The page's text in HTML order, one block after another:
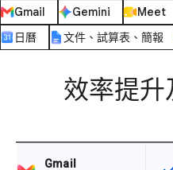
Gmail
Gemini Meet
日曆
文件、試算表、簡報
效率提
Gmail